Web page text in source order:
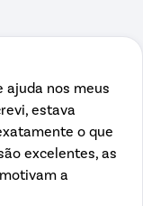
ajuda nos meus
estava
o que
excelentes, as
a